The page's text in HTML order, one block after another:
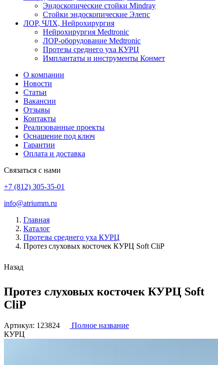
Эндоскопические стойки Mindray
Стойки эндоскопические Элепс
ЛОР, ЧЛХ, Нейрохирургия
Нейрохирургия Medtronic
ЛОР-оборудование Medtronic
Протезы среднего уха КУРЦ
Имплантаты и инструменты Конмет
О компании
Новости
Статьи
Вакансии
Отзывы
Контакты
Реализованные проекты
Оснащение под ключ
Гарантии
Оплата и доставка
Связаться с нами
+7 (812) 305-35-01
info@atriumm.ru
Главная
Каталог
Протезы среднего уха КУРЦ
Протез слуховых косточек КУРЦ Soft CliP
Назад
Протез слуховых косточек КУРЦ Soft
CliP
Артикул: 123824
Полное название
КУРЦ